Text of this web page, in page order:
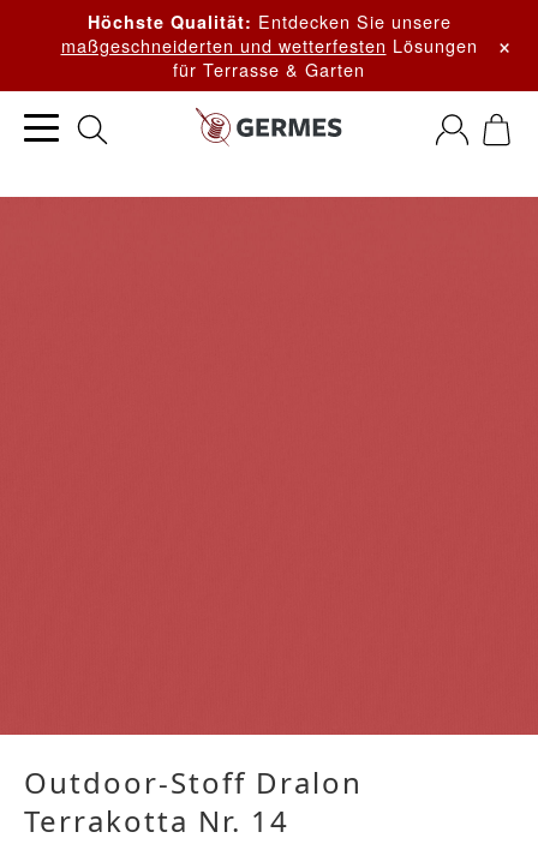
Höchste Qualität: Entdecken Sie unsere
maßgeschneiderten und wetterfesten Lösungen
für Terrasse & Garten
×
Outdoor-Stoff Dralon
Terrakotta Nr. 14